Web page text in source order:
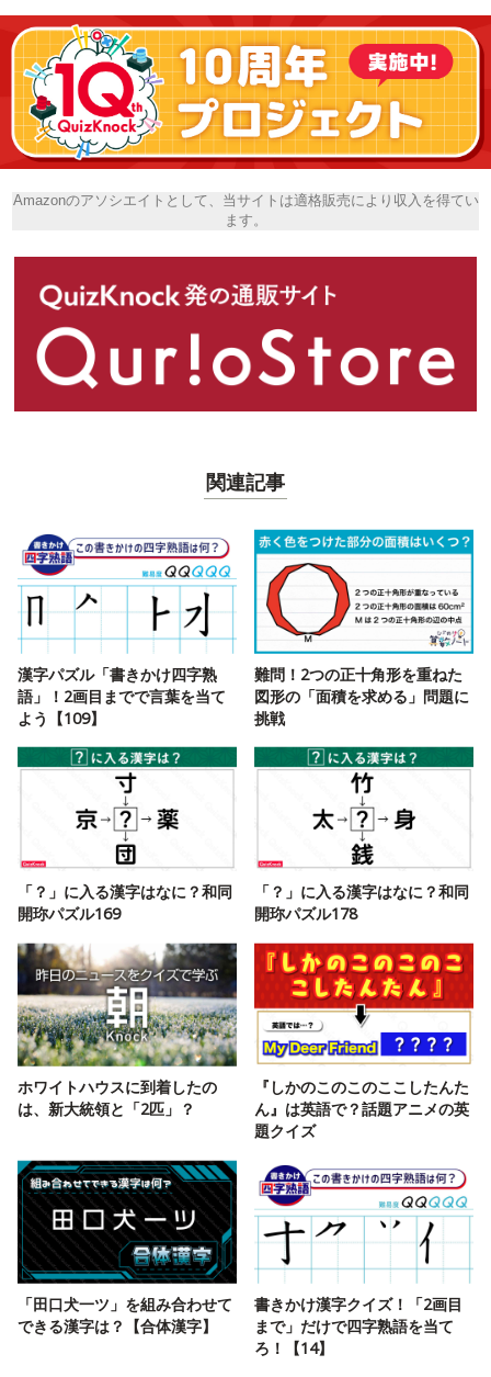
Amazonのアソシエイトとして、当サイトは適格販売により収入を得てい
ます。
関連記事
漢字パズル「書きかけ四字熟
語」！2画目までで言葉を当て
よう【109】
難問！2つの正十角形を重ねた
図形の「面積を求める」問題に
挑戦
「？」に入る漢字はなに？和同
開珎パズル169
「？」に入る漢字はなに？和同
開珎パズル178
ホワイトハウスに到着したの
は、新大統領と「2匹」？
『しかのこのこのここしたんた
ん』は英語で？話題アニメの英
題クイズ
「田口犬一ツ」を組み合わせて
できる漢字は？【合体漢字】
書きかけ漢字クイズ！「2画目
まで」だけで四字熟語を当て
ろ！【14】